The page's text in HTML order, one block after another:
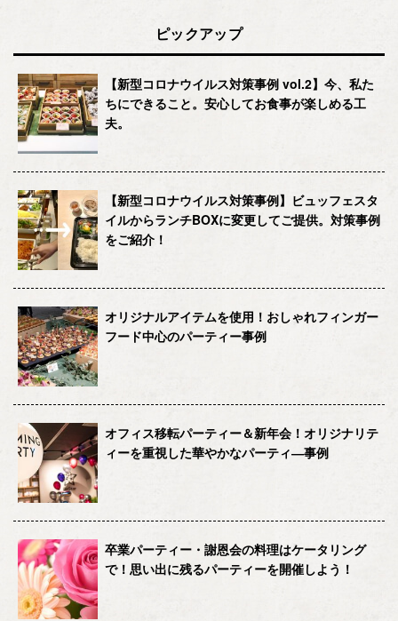
ピックアップ
【新型コロナウイルス対策事例 vol.2】今、私た
ちにできること。安心してお食事が楽しめる工
夫。
【新型コロナウイルス対策事例】ビュッフェスタ
イルからランチBOXに変更してご提供。対策事例
をご紹介！
オリジナルアイテムを使用！おしゃれフィンガー
フード中心のパーティー事例
オフィス移転パーティー＆新年会！オリジナリテ
ィーを重視した華やかなパーティ―事例
卒業パーティー・謝恩会の料理はケータリング
で！思い出に残るパーティーを開催しよう！